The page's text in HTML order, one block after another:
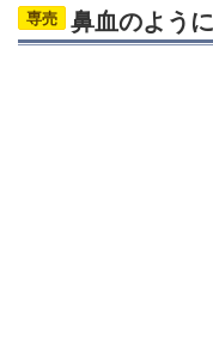
専売 鼻血のよう